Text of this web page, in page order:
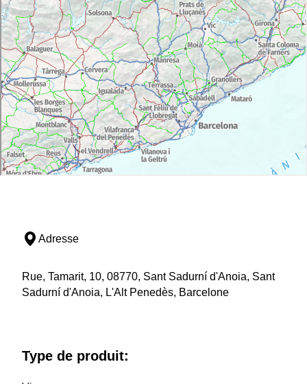
Adresse
Rue, Tamarit, 10, 08770, Sant Sadurní d'Anoia, Sant
Sadurní d'Anoia, L'Alt Penedès, Barcelone
Type de produit: